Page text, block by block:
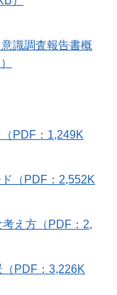
識調査報告書概
PDF：1,249K
（PDF：2,552K
え方（PDF：2,
PDF：3,226K